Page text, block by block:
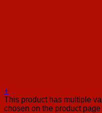
+
This product has multiple
chosen on the product page